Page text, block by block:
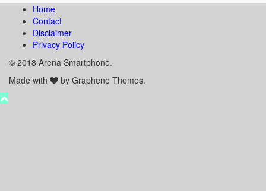
Home
Contact
Disclaimer
Privacy Policy
© 2018 Arena Smartphone.
Made with
by Graphene Themes.